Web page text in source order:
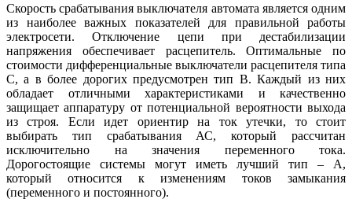
Скорость срабатывания выключателя автомата является одним
из наиболее важных показателей для правильной работы
электросети. Отключение цепи при дестабилизации
напряжения обеспечивает расцепитель. Оптимальные по
стоимости дифференциальные выключатели расцепителя типа
С, а в более дорогих предусмотрен тип В. Каждый из них
обладает отличными характеристиками и качественно
защищает аппаратуру от потенциальной вероятности выхода
из строя. Если идет ориентир на ток утечки, то стоит
выбирать тип срабатывания АС, который рассчитан
исключительно на значения переменного тока.
Дорогостоящие системы могут иметь лучший тип – А,
который относится к изменениям токов замыкания
(переменного и постоянного).